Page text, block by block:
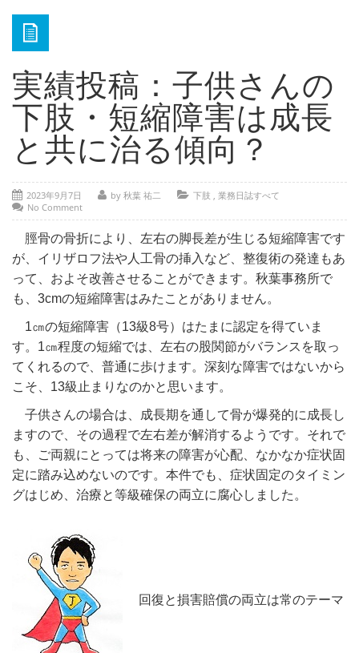
部位別症状
- 高次脳機能障害の皆様へ
保険の百科事典
事務所紹介
ご相談・お問い合わせ
実績投稿：子供さんの
下肢・短縮障害は成長
と共に治る傾向？
2023年9月7日 by 秋葉 祐二 下肢 , 業務日誌すべて
No Comment
脛骨の骨折により、左右の脚長差が生じる短縮障害です
が、イリザロフ法や人工骨の挿入など、整復術の発達もあ
って、およそ改善させることができます。秋葉事務所で
も、3cmの短縮障害はみたことがありません。
1㎝の短縮障害（13級8号）はたまに認定を得ていま
す。1㎝程度の短縮では、左右の股関節がバランスを取っ
てくれるので、普通に歩けます。深刻な障害ではないから
こそ、13級止まりなのかと思います。
子供さんの場合は、成長期を通して骨が爆発的に成長し
ますので、その過程で左右差が解消するようです。それで
も、ご両親にとっては将来の障害が心配、なかなか症状固
定に踏み込めないのです。本件でも、症状固定のタイミン
グはじめ、治療と等級確保の両立に腐心しました。
回復と損害賠償の両立は常のテーマ